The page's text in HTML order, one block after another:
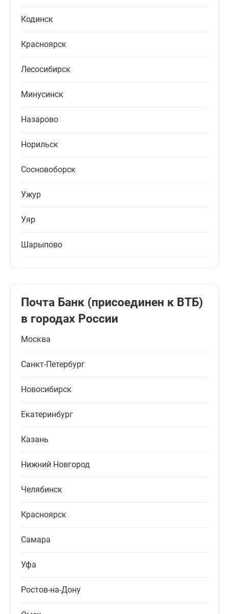
Кодинск
Красноярск
Лесосибирск
Минусинск
Назарово
Норильск
Сосновоборск
Ужур
Уяр
Шарыпово
Почта Банк (присоединен к ВТБ)
в городах России
Москва
Санкт-Петербург
Новосибирск
Екатеринбург
Казань
Нижний Новгород
Челябинск
Красноярск
Самара
Уфа
Ростов-на-Дону